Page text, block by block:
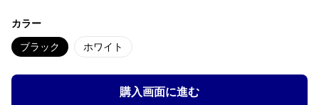
カラー
ブラック ホワイト
購入画面に進む